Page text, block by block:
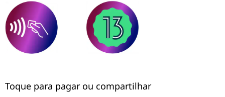
Toque para pagar ou compartilhar